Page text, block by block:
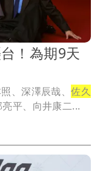
！為期9天
、深澤辰哉、佐久
平、向井康二...